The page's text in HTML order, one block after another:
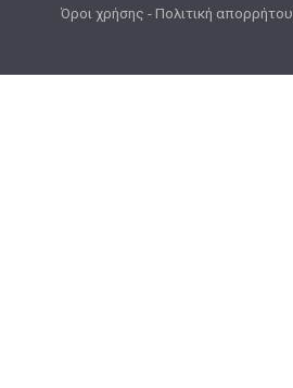
Όροι χρήσης -Πολιτική απορρήτου